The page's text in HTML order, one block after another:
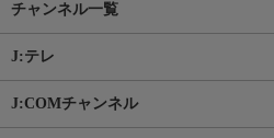
チャンネル一覧
J:テレ
J:COMチャンネル